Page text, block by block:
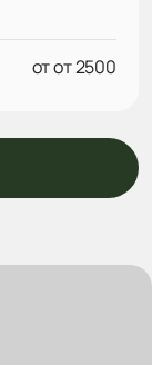
от от 2500